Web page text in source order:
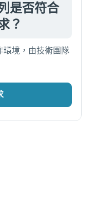
是否符合
？
環境，由技術團隊